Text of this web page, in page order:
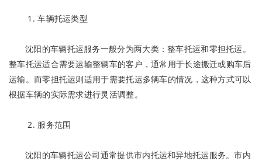
1. 车辆托运类型
沈阳的车辆托运服务一般分为两大类：整车托运和零担托运。
整车托运适合需要运输整辆车的客户，通常用于长途搬迁或购车后
运输。而零担托运则适用于需要托运多辆车的情况，这种方式可以
根据车辆的实际需求进行灵活调整。
2. 服务范围
沈阳的车辆托运公司通常提供市内托运和异地托运服务。市内